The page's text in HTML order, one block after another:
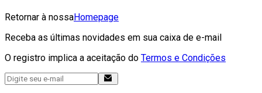
Retornar à nossaHomepage
Receba as últimas novidades em sua caixa de e-mail
O registro implica a aceitação do Termos e Condições